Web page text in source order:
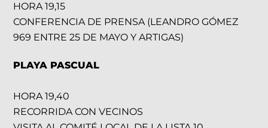
HORA 19,15
CONFERENCIA DE PRENSA (LEANDRO GÓMEZ
969 ENTRE 25 DE MAYO Y ARTIGAS)
PLAYA PASCUAL
HORA 19,40
RECORRIDA CON VECINOS